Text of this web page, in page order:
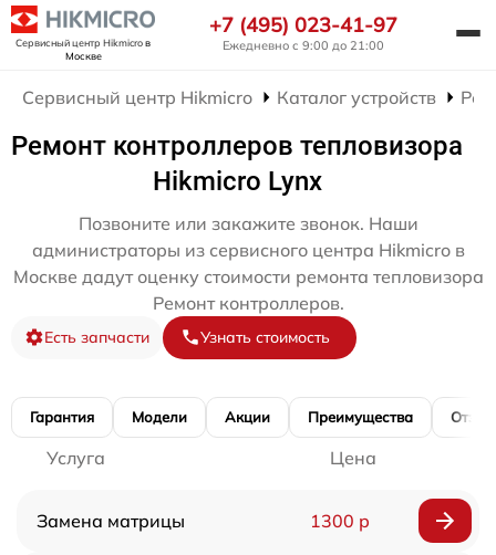
Сервисный центр Hikmicroв
Москве
+7 (495) 023-41-97
Ежедневно с 9:00 до 21:00
Сервисный центр Hikmicro Каталог устройств
Ремонт контроллеров тепловизора
Hikmicro Lynx
Позвоните или закажите звонок. Наши
администраторы из сервисного центра Hikmicro в
Москве дадут оценку стоимости ремонта тепловизора
Ремонт контроллеров.
Есть запчасти Узнать стоимость
Гарантия Модели Акции Преимущества
Услуга Цена
Замена матрицы 1300 р